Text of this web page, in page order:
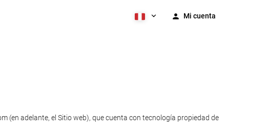
Mi cuenta
(en adelante, el Sitio web), que cuenta con tecnología propiedad de